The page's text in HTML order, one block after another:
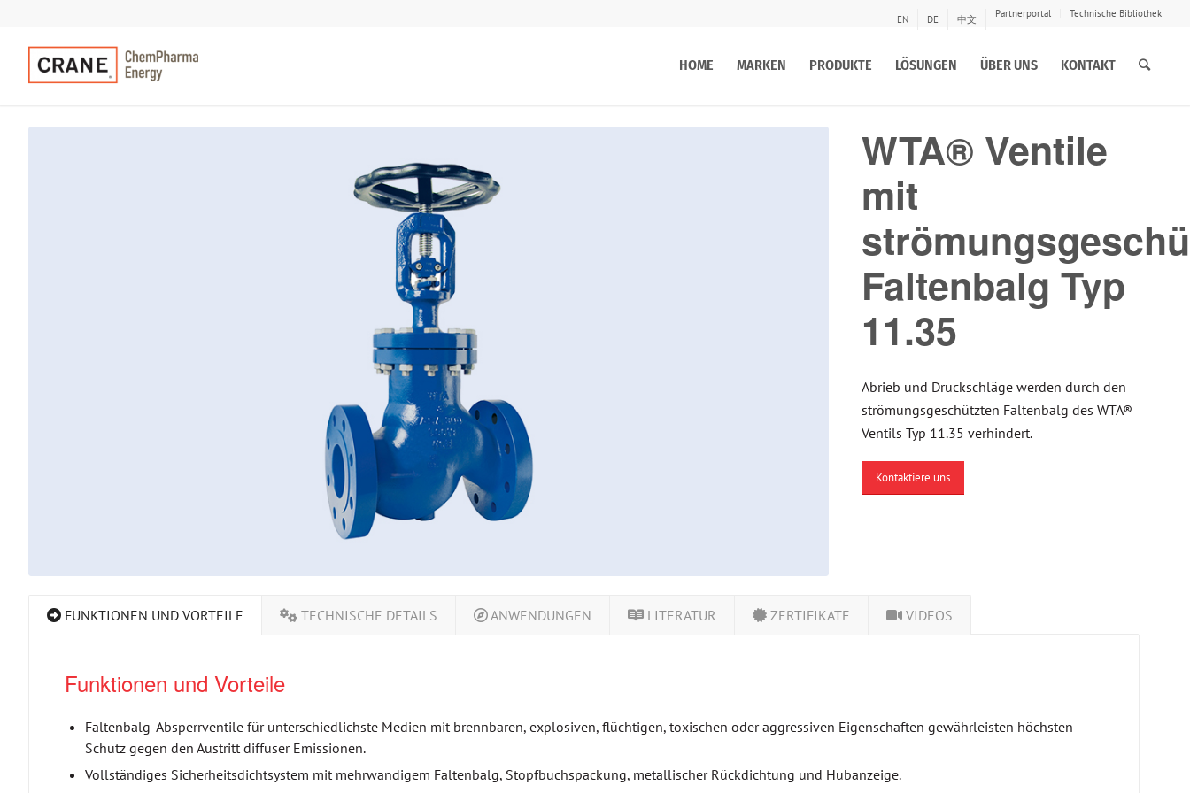
EN DE 中文 Partnerportal Technische Bibliothek
HOME MARKEN PRODUKTE LÖSUNGEN ÜBER UNS KONTAKT
WTA® Ventile
mit
Faltenbalg Typ
11.35
Abrieb und Druckschläge werden durch den
strömungsgeschützten Faltenbalg des WTA®
Ventils Typ 11.35 verhindert.
Kontaktiere uns
FUNKTIONEN UND VORTEILE TECHNISCHE DETAILS ANWENDUNGEN LITERATUR ZERTIFIKATE VIDEOS
Funktionen und Vorteile
Faltenbalg-Absperrventile für unterschiedlichste Medien mit brennbaren, explosiven, flüchtigen, toxischen oder aggressiven Eigenschaften gewährleisten höchsten
Schutz gegen den Austritt diffuser Emissionen.
Vollständiges Sicherheitsdichtsystem mit mehrwandigem Faltenbalg, Stopfbuchspackung, metallischer Rückdichtung und Hubanzeige.